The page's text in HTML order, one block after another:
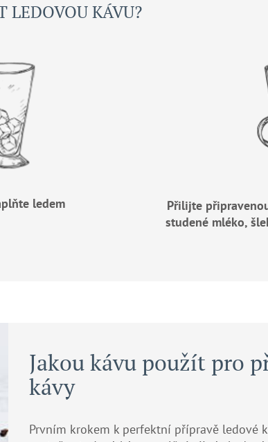
LEDOVOU KÁVU?
ledem
Přilijte
studené mléko,
Jakou kávu použít pro
kávy
Prvním krokem k perfektní přípravě ledové